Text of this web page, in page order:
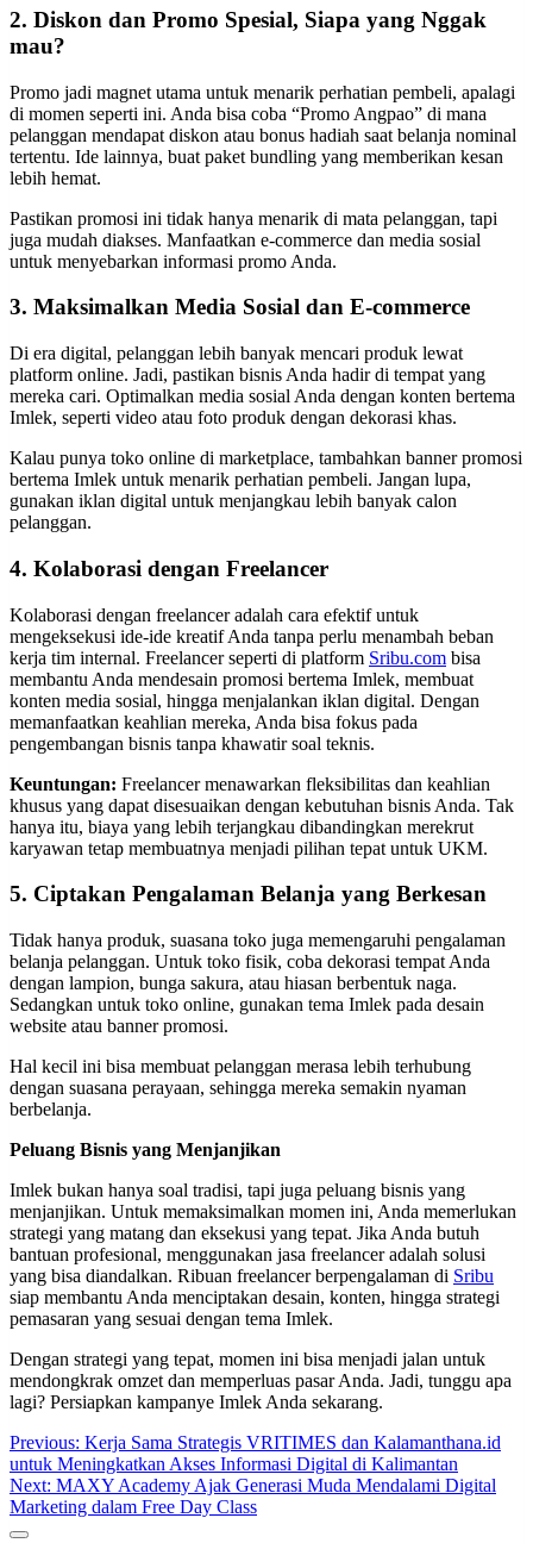
2. Diskon dan Promo Spesial, Siapa yang Nggak
mau?
Promo jadi magnet utama untuk menarik perhatian pembeli, apalagi
di momen seperti ini. Anda bisa coba “Promo Angpao” di mana
pelanggan mendapat diskon atau bonus hadiah saat belanja nominal
tertentu. Ide lainnya, buat paket bundling yang memberikan kesan
lebih hemat.
Pastikan promosi ini tidak hanya menarik di mata pelanggan, tapi
juga mudah diakses. Manfaatkan e-commerce dan media sosial
untuk menyebarkan informasi promo Anda.
3. Maksimalkan Media Sosial dan E-commerce
Di era digital, pelanggan lebih banyak mencari produk lewat
platform online. Jadi, pastikan bisnis Anda hadir di tempat yang
mereka cari. Optimalkan media sosial Anda dengan konten bertema
Imlek, seperti video atau foto produk dengan dekorasi khas.
Kalau punya toko online di marketplace, tambahkan banner promosi
bertema Imlek untuk menarik perhatian pembeli. Jangan lupa,
gunakan iklan digital untuk menjangkau lebih banyak calon
pelanggan.
4. Kolaborasi dengan Freelancer
Kolaborasi dengan freelancer adalah cara efektif untuk
mengeksekusi ide-ide kreatif Anda tanpa perlu menambah beban
kerja tim internal. Freelancer seperti di platform Sribu.com bisa
membantu Anda mendesain promosi bertema Imlek, membuat
konten media sosial, hingga menjalankan iklan digital. Dengan
memanfaatkan keahlian mereka, Anda bisa fokus pada
pengembangan bisnis tanpa khawatir soal teknis.
Keuntungan: Freelancer menawarkan fleksibilitas dan keahlian
khusus yang dapat disesuaikan dengan kebutuhan bisnis Anda. Tak
hanya itu, biaya yang lebih terjangkau dibandingkan merekrut
karyawan tetap membuatnya menjadi pilihan tepat untuk UKM.
5. Ciptakan Pengalaman Belanja yang Berkesan
Tidak hanya produk, suasana toko juga memengaruhi pengalaman
belanja pelanggan. Untuk toko fisik, coba dekorasi tempat Anda
dengan lampion, bunga sakura, atau hiasan berbentuk naga.
Sedangkan untuk toko online, gunakan tema Imlek pada desain
website atau banner promosi.
Hal kecil ini bisa membuat pelanggan merasa lebih terhubung
dengan suasana perayaan, sehingga mereka semakin nyaman
berbelanja.
Peluang Bisnis yang Menjanjikan
Imlek bukan hanya soal tradisi, tapi juga peluang bisnis yang
menjanjikan. Untuk memaksimalkan momen ini, Anda memerlukan
strategi yang matang dan eksekusi yang tepat. Jika Anda butuh
bantuan profesional, menggunakan jasa freelancer adalah solusi
yang bisa diandalkan. Ribuan freelancer berpengalaman di Sribu
siap membantu Anda menciptakan desain, konten, hingga strategi
pemasaran yang sesuai dengan tema Imlek.
Dengan strategi yang tepat, momen ini bisa menjadi jalan untuk
mendongkrak omzet dan memperluas pasar Anda. Jadi, tunggu apa
lagi? Persiapkan kampanye Imlek Anda sekarang.
Post
navigation
Previous: Kerja Sama Strategis VRITIMES dan Kalamanthana.id
untuk Meningkatkan Akses Informasi Digital di Kalimantan
Next: MAXY Academy Ajak Generasi Muda Mendalami Digital
Marketing dalam Free Day Class